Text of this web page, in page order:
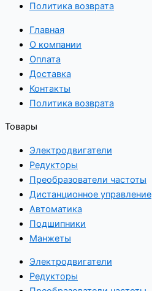
Политика возврата
Главная
О компании
Оплата
Доставка
Контакты
Политика возврата
Товары
Электродвигатели
Редукторы
Преобразователи частоты
Дистанционное управление
Автоматика
Подшипники
Манжеты
Электродвигатели
Редукторы